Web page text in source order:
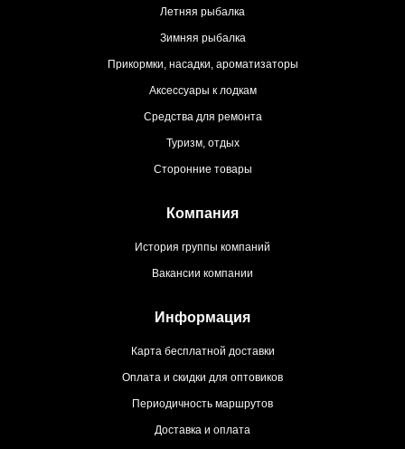
Летняя рыбалка
Зимняя рыбалка
Прикормки, насадки, ароматизаторы
Аксессуары к лодкам
Средства для ремонта
Туризм, отдых
Сторонние товары
Компания
История группы компаний
Вакансии компании
Информация
Карта бесплатной доставки
Оплата и скидки для оптовиков
Периодичность маршрутов
Доставка и оплата